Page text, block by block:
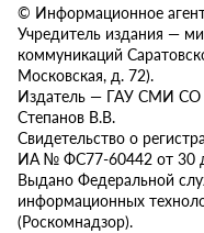
© Информационное
Учредитель издания —
коммуникаций
Московская, д. 72).
Издатель — ГАУ СМИ СО
Степанов В.В.
Свидетельство о
ИА № ФС77-60442 от 30
Выдано Федеральной
информационных
(Роскомнадзор).